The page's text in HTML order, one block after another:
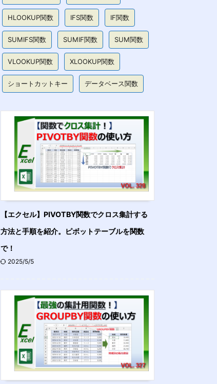
HLOOKUP関数 IFS関数 IF関数
SUMIFS関数 SUMIF関数 SUM関数
VLOOKUP関数 XLOOKUP関数
ショートカットキー データベース関数
【エクセル】PIVOTBY関数でクロス集計する
方法と手順を紹介。ピボットテーブルを関数
で！
2025/5/5